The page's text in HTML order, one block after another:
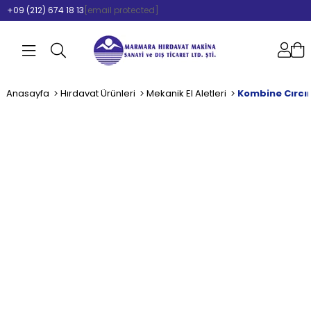
+09 (212) 674 18 13 [email protected]
Anasayfa Hırdavat Ürünleri Mekanik El Aletleri Kombine